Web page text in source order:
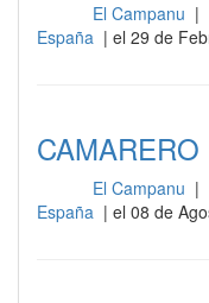
El Campanu |
España | el 29 de
El Campanu |
España | el 08 de